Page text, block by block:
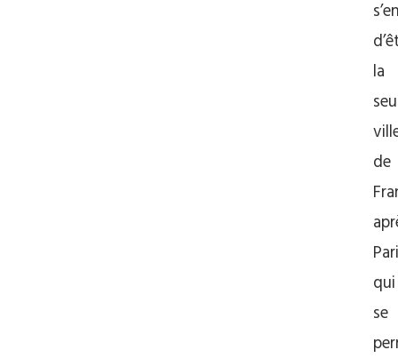
la
de
qui
se